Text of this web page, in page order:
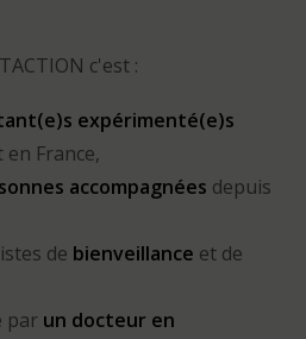
c'est :
expérimenté(e)s
France,
accompagnées depuis
de bienveillance et de
par un docteur en